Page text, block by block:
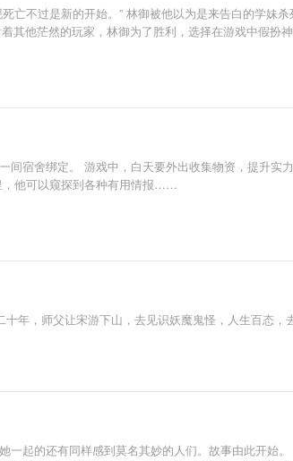
亡不过是新的开始。” 林御被他以为是来告白的学
其他茫然的玩家，林御为了胜利，选择在游戏中假
间宿舍绑定。 游戏中，白天要外出收集物资，提升
，他可以窥探到各种有用情报……
，师父让宋游下山，去见识妖魔鬼怪，人生百态，
一起的还有同样感到莫名其妙的人们。故事由此开